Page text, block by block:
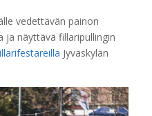
vedettävän painon
ja näyttävä fillaripullingin
Jyväskylän